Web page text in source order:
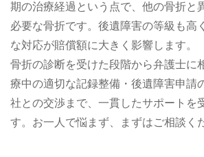
期の治療経過という点で、他の骨折と
必要な骨折です。後遺障害の等級も高
な対応が賠償額に大きく影響します。
骨折の診断を受けた段階から弁護士に
療中の適切な記録整備・後遺障害申請
社との交渉まで、一貫したサポートを
す。お一人で悩まず、まずはご相談く